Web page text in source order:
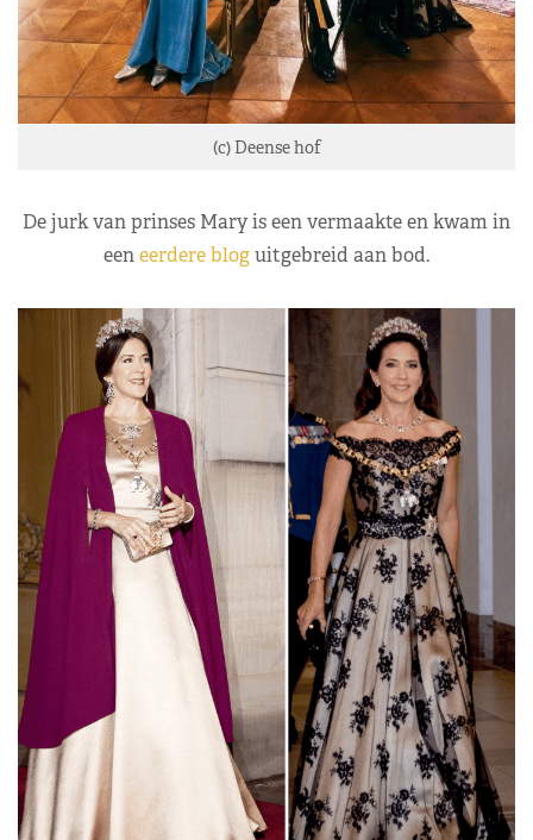
(c) Deense hof
De jurk van prinses Mary is een vermaakte en kwam in
eeneerdere bloguitgebreid aan bod.